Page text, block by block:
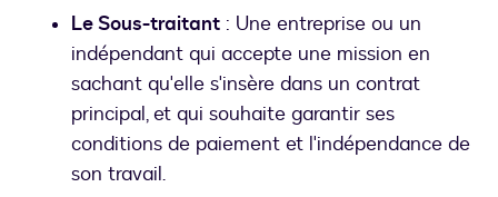
Le Sous-traitant : Une entreprise ou un
indépendant qui accepte une mission en
sachant qu'elle s'insère dans un contrat
principal, et qui souhaite garantir ses
conditions de paiement et l'indépendance de
son travail.